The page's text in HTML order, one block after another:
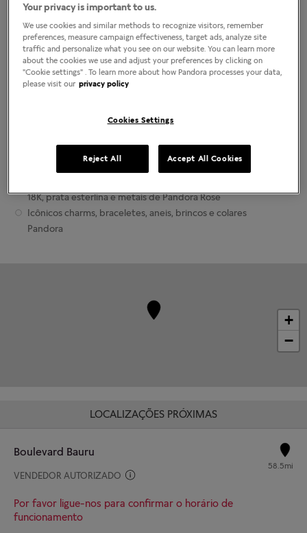
Horário da loja
Segunda-Feira
10:00am
10:00pm
Terça-Feira
10:00am-10:00pm
Quarta-Feira
10:00am-10:00pm
Quinta-Feira
10:00am-10:00pm
Sexta-Feira
Sobre as lojas da Joalheria Pandora
Joias contemporâneas finalizadas manualmente
18K, prata esterlina e metais de Pandora Rose
Icônicos charms, braceletes, aneis, brincos e colares
Pandora
+
−
LOCALIZAÇÕES PRÓXIMAS
Boulevard Bauru
VENDEDOR AUTORIZADO
Por favor ligue-nos para confirmar o horário de
funcionamento
58.5mi
Your privacy is important to us.
We use cookies and similar methods to recognize visitors, remember
preferences, measure campaign effectiveness, target ads, analyze site
traffic and personalize what you see on our website. You can learn more
about the cookies we use and adjust your preferences by clicking on
"Cookie settings" . To learn more about how Pandora processes your data,
please visit our privacy policy
Cookies Settings
Reject All Accept All Cookies